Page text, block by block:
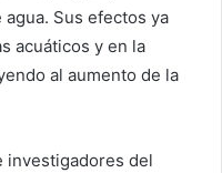
Sus efectos ya
acuáticos y en la
al aumento de la
investigadores del